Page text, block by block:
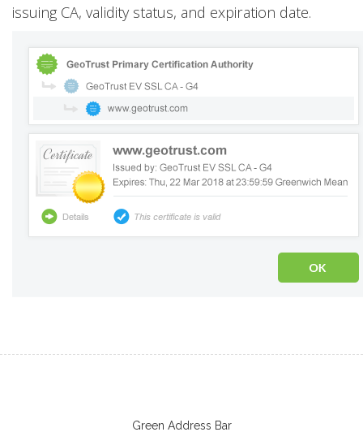
issuing CA, validity status, and expiration date.
Green Address Bar